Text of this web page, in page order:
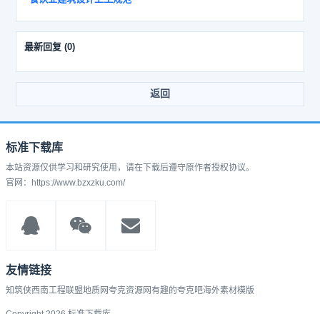
最新回复 (0)
返回
标准下载库
本站资源仅供学习和研究使用，请在下载后遵守原作者授权协议。
官网：https://www.bzxzku.com/
友情链接
知筑侠西南工程联盟地质网夸克资源网有趣的夸克吧海外素材模版